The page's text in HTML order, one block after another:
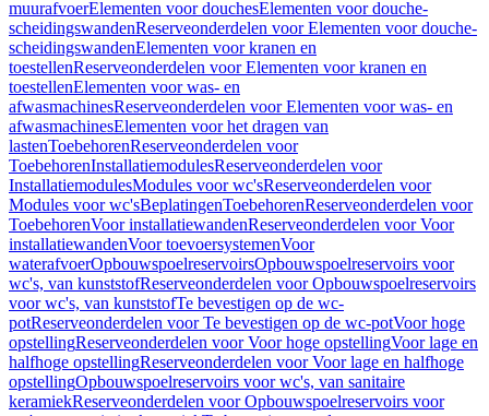
muurafvoerElementen voor douchesElementen voor douche-
scheidingswandenReserveonderdelen voor Elementen voor douche-
scheidingswandenElementen voor kranen en
toestellenReserveonderdelen voor Elementen voor kranen en
toestellenElementen voor was- en
afwasmachinesReserveonderdelen voor Elementen voor was- en
afwasmachinesElementen voor het dragen van
lastenToebehorenReserveonderdelen voor
ToebehorenInstallatiemodulesReserveonderdelen voor
InstallatiemodulesModules voor wc'sReserveonderdelen voor
Modules voor wc'sBeplatingenToebehorenReserveonderdelen voor
ToebehorenVoor installatiewandenReserveonderdelen voor Voor
installatiewandenVoor toevoersystemenVoor
waterafvoerOpbouwspoelreservoirsOpbouwspoelreservoirs voor
wc's, van kunststofReserveonderdelen voor Opbouwspoelreservoirs
voor wc's, van kunststofTe bevestigen op de wc-
potReserveonderdelen voor Te bevestigen op de wc-potVoor hoge
opstellingReserveonderdelen voor Voor hoge opstellingVoor lage en
halfhoge opstellingReserveonderdelen voor Voor lage en halfhoge
opstellingOpbouwspoelreservoirs voor wc's, van sanitaire
keramiekReserveonderdelen voor Opbouwspoelreservoirs voor